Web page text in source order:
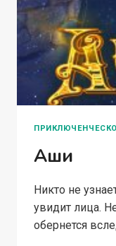
Аши
Никто не
увидит лица.
обернется